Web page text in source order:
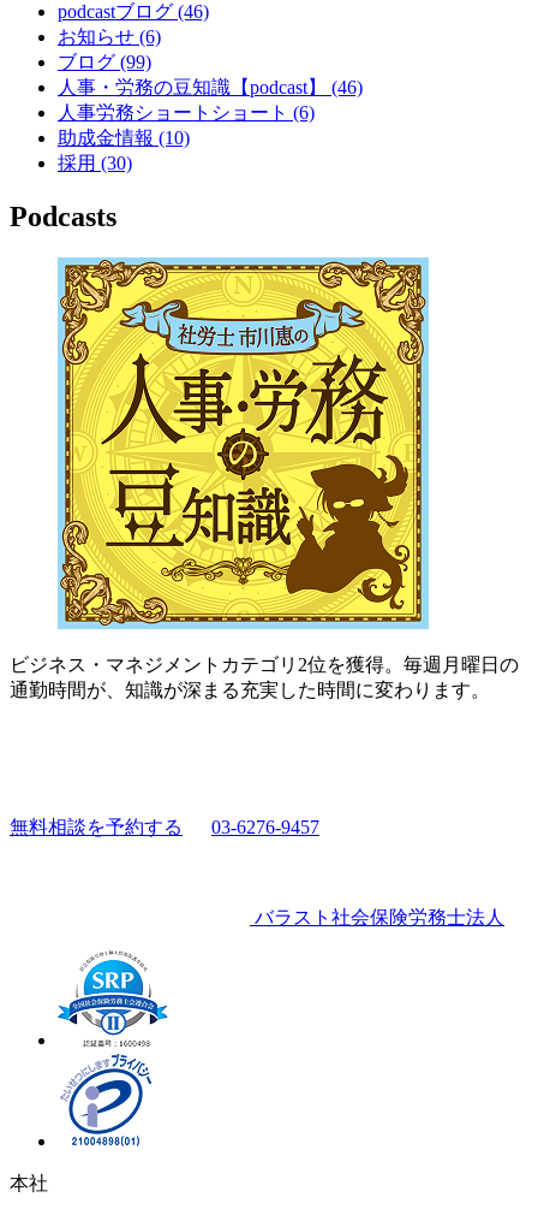
podcastブログ (46)
お知らせ (6)
ブログ (99)
人事・労務の豆知識【podcast】 (46)
人事労務ショートショート (6)
助成金情報 (10)
採用 (30)
Podcasts
ビジネス・マネジメントカテゴリ2位を獲得。毎週月曜日の
通勤時間が、知識が深まる充実した時間に変わります。
無料相談を予約する 03-6276-9457
バラスト社会保険労務士法人
本社